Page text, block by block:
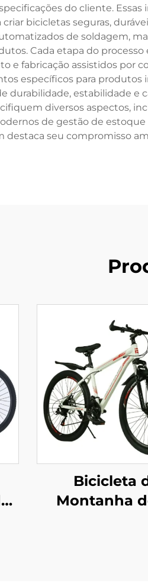
do cliente.
bicicletas seguras,
de soldagem,
Cada etapa do
e fabricação assistidos por
específicos para produtos
durabilidade, estabilidade e
diversos aspectos,
de gestão de
destaca seu compromisso
Bicicleta
Montanha